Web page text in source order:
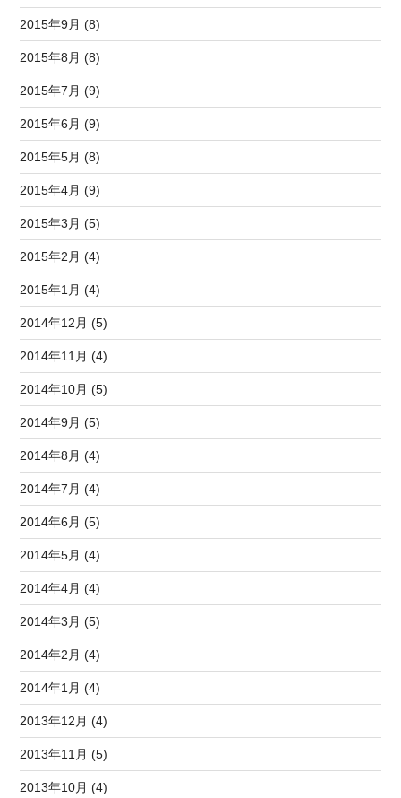
2015年9月 (8)
2015年8月 (8)
2015年7月 (9)
2015年6月 (9)
2015年5月 (8)
2015年4月 (9)
2015年3月 (5)
2015年2月 (4)
2015年1月 (4)
2014年12月 (5)
2014年11月 (4)
2014年10月 (5)
2014年9月 (5)
2014年8月 (4)
2014年7月 (4)
2014年6月 (5)
2014年5月 (4)
2014年4月 (4)
2014年3月 (5)
2014年2月 (4)
2014年1月 (4)
2013年12月 (4)
2013年11月 (5)
2013年10月 (4)